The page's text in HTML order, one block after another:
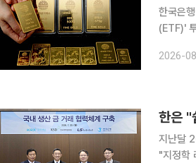
한국은
(ETF)'
안해 금
2026-
지난달
"지정학